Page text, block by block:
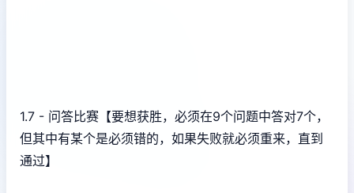
1.7 - 问答比赛【要想获胜，必须在9个问题中答对7个，
但其中有某个是必须错的，如果失败就必须重来，直到
通过】